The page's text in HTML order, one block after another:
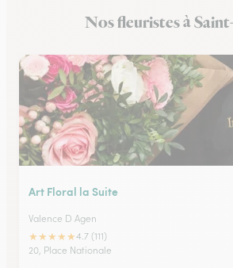
Fleuristes à Monflanquin
Nos fleuristes à
Art Floral la Suite
Valence D Agen
★★★★★4.7 (111)
20, Place Nationale